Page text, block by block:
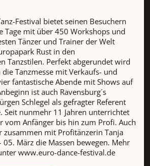
Festival bietet seinen Besuchern
Tage mit über 450 Workshops und
Tänzer und Trainer der Welt
Rust in den
Tanzstilen. Perfekt abgerundet wird
Tanzmesse mit Verkaufs- und
fantastische Abende mit Shows auf
ist auch Ravensburg´s
Schlegel als gefragter Referent
Seit nunmehr 11 Jahren unterrichtet
vom Anfänger bis hin zum Profi. Auch
zusammen mit Profitänzerin Tanja
05. März die Massen bewegen. Mehr
www.euro-dance-festival.de